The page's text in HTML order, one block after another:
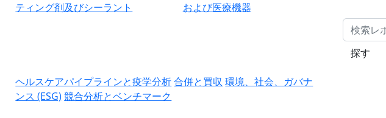
ティング剤及びシーラント
および医療機器
ヘルスケアパイプラインと疫学分析合併と買収 環境、社会、ガバナ
ンス (ESG)競合分析とベンチマーク
探す